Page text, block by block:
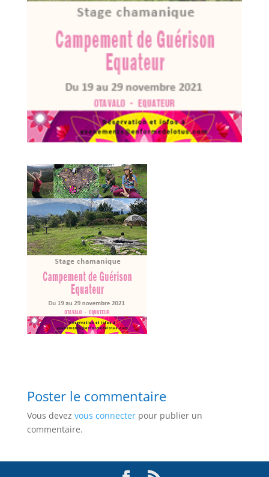
Poster le commentaire
Vous devez vous connecterpour publier un
commentaire.